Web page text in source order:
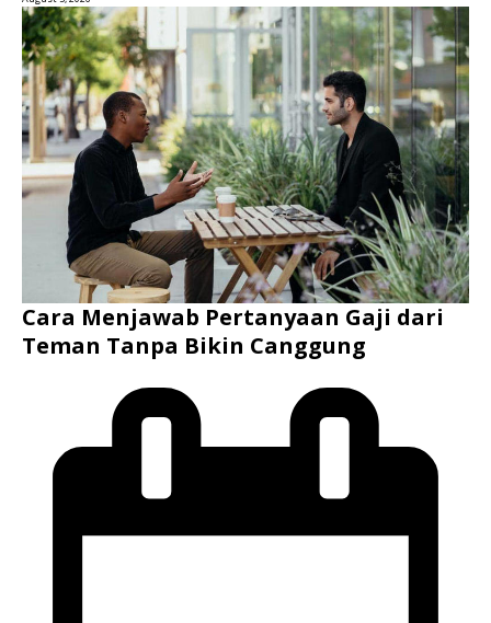
Cara Menjawab Pertanyaan Gaji dari
Teman Tanpa Bikin Canggung